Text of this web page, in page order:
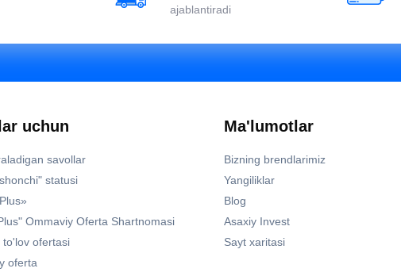
ajablantiradi
uchun
savollar
statusi
Ommaviy Oferta Shartnomasi
to'lov ofertasi
oferta
Ma'lumotlar
Bizning brendlarimiz
Yangiliklar
Blog
Asaxiy Invest
Sayt xaritasi